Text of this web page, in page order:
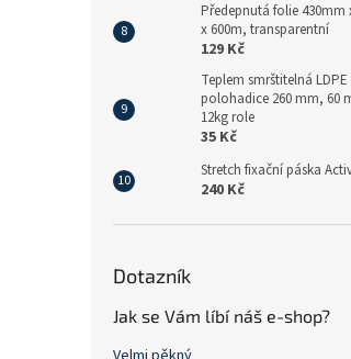
Předepnutá folie 430mm
x 600m, transparentní
129 Kč
Teplem smrštitelná
polohadice 260 mm, 60
12kg role
35 Kč
Stretch fixační páska
240 Kč
Dotazník
Jak se Vám líbí náš e-shop?